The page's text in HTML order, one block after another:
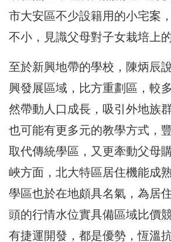
市大安區不少設籍用的小宅案
不小，見識父母對子女栽培上的
至於新興地帶的學校，陳炳辰
興發展區域，比方重劃區，較
然帶動人口成長，吸引外地族
也可能有更多元的教學方式，
取代傳統學區，又更牽動父母
峽方面，北大特區居住機能成
學區也於在地頗具名氣，為居
頭的行情水位實具備區域比價
有捷運開發，都是優勢，恆溫